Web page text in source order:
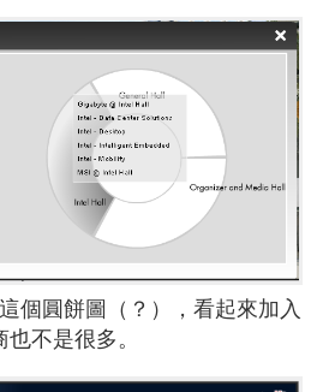
個圓餅圖（？），看起來加入
也不是很多。